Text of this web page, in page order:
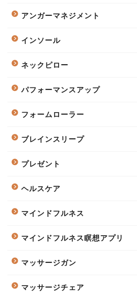
アンガーマネジメント
インソール
ネックピロー
パフォーマンスアップ
フォームローラー
ブレインスリープ
プレゼント
ヘルスケア
マインドフルネス
マインドフルネス瞑想アプリ
マッサージガン
マッサージチェア